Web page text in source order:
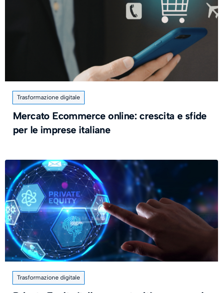
Trasformazione digitale
Mercato Ecommerce online: crescita e sfide
per le imprese italiane
Trasformazione digitale